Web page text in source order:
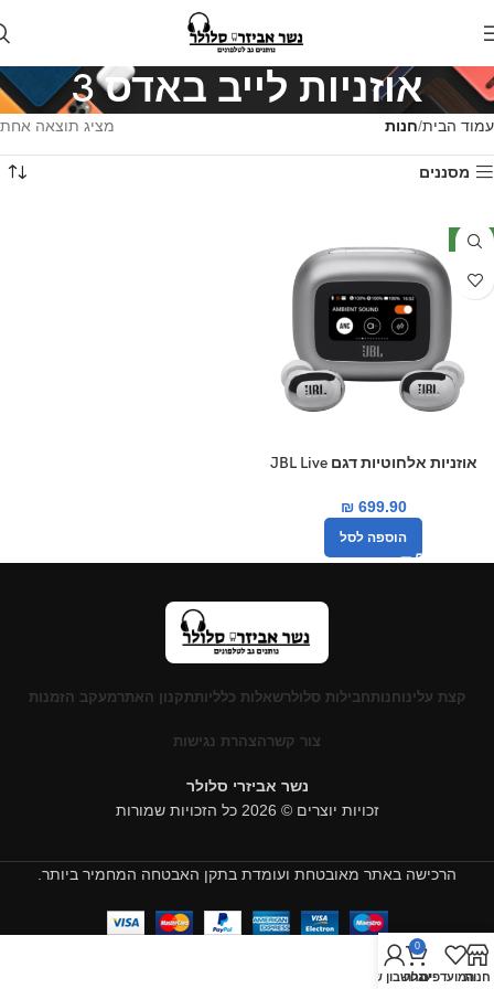
אוזניות לייב באדס 3
עמוד הבית חנות מציג תוצאה אחת
מסננים
חדש
אוזניות אלחוטיות דגם JBL Live
₪699.90
הוספה לסל
קצת עלינוחנותחבילות סלולרשאלות כלליותתקנון האתרמעקב הזמנות
צור קשרהצהרת נגישות
נשר אביזרי סלולר
זכויות יוצרים © 2026 כל הזכויות שמורות
הרכישה באתר מאובטחת ועומדת בתקן האבטחה המחמיר ביותר.
חנותהמועדפים
0
עגלה
החשבון שלי